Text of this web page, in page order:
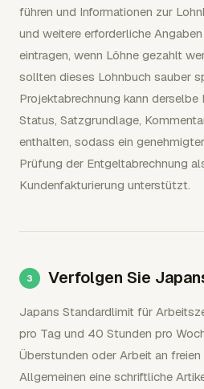
führen und Informationen zur
und weitere erforderliche
eintragen, wenn Löhne gezahlt
sollten dieses Lohnbuch sauber
Projektabrechnung kann derselbe
Status, Satzgrundlage,
enthalten, sodass ein
Prüfung der Entgeltabrechnung
Kundenfakturierung unterstützt.
Verfolgen Sie
Japans Standardlimit für
pro Tag und 40 Stunden pro
Überstunden oder Arbeit an freien
Allgemeinen eine schriftliche